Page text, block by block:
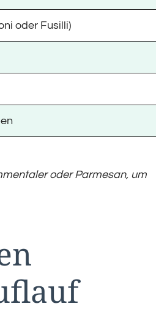
oder Fusilli)
oder Parmesan, um